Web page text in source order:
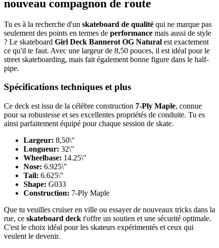
nouveau compagnon de route
Tu es à la recherche d'un skateboard de qualité qui ne marque pas
seulement des points en termes de performance mais aussi de style
? Le skateboard Girl Deck Bannerot OG Natural est exactement
ce qu'il te faut. Avec une largeur de 8,50 pouces, il est idéal pour le
street skateboarding, mais fait également bonne figure dans le half-
pipe.
Spécifications techniques et plus
Ce deck est issu de la célèbre construction 7-Ply Maple, connue
pour sa robustesse et ses excellentes propriétés de conduite. Tu es
ainsi parfaitement équipé pour chaque session de skate.
Largeur: 8,50\"
Longueur: 32\"
Wheelbase: 14.25\"
Nose: 6.925\"
Tail: 6.625\"
Shape: G033
Construction: 7-Ply Maple
Que tu veuilles cruiser en ville ou essayer de nouveaux tricks dans la
rue, ce skateboard deck t'offre un soutien et une sécurité optimale.
C'est le choix idéal pour les skateurs expérimentés et ceux qui
veulent le devenir.